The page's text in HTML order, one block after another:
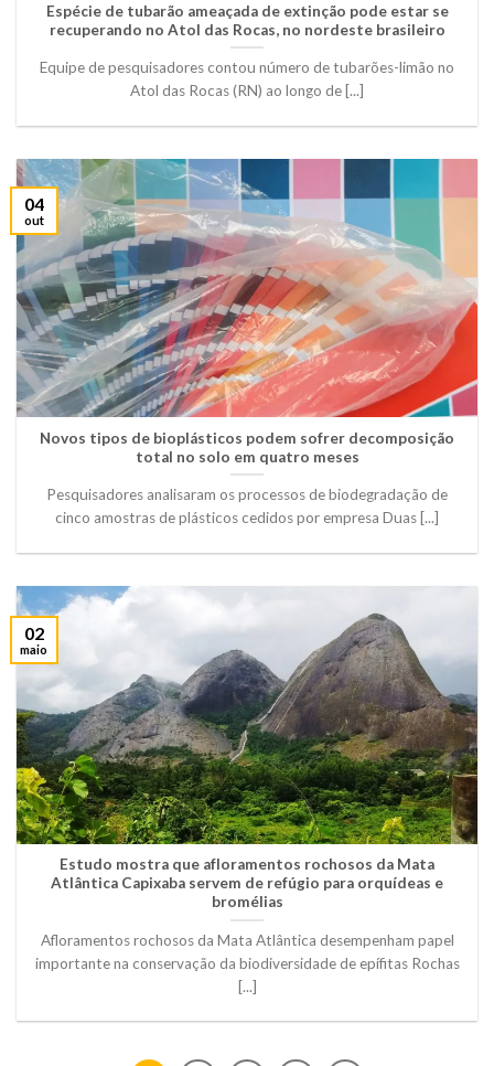
Espécie de tubarão ameaçada de extinção pode estar se
recuperando no Atol das Rocas, no nordeste brasileiro
Equipe de pesquisadores contou número de tubarões-limão no
Atol das Rocas (RN) ao longo de [...]
Novos tipos de bioplásticos podem sofrer decomposição
total no solo em quatro meses
Pesquisadores analisaram os processos de biodegradação de
cinco amostras de plásticos cedidos por empresa Duas [...]
04
out
Estudo mostra que afloramentos rochosos da Mata
Atlântica Capixaba servem de refúgio para orquídeas e
bromélias
Afloramentos rochosos da Mata Atlântica desempenham papel
importante na conservação da biodiversidade de epífitas Rochas
[...]
02
maio